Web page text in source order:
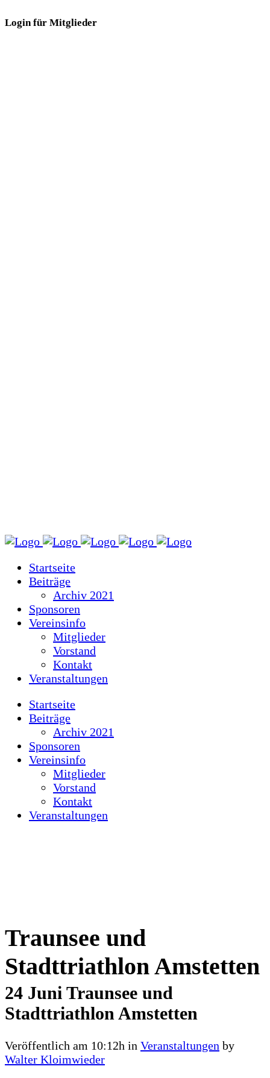
Login für Mitglieder
Startseite
Beiträge
Archiv 2021
Sponsoren
Vereinsinfo
Mitglieder
Vorstand
Kontakt
Veranstaltungen
Startseite
Beiträge
Archiv 2021
Sponsoren
Vereinsinfo
Mitglieder
Vorstand
Kontakt
Veranstaltungen
Traunsee und
Stadttriathlon Amstetten
24 Juni Traunsee und
Stadttriathlon Amstetten
Veröffentlich am 10:12h in Veranstaltungen by
Walter Kloimwieder